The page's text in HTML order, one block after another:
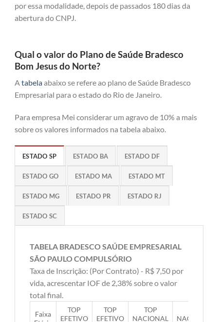
por essa modalidade, depois de passados 180 dias da
abertura do CNPJ.
Qual o valor do Plano de Saúde Bradesco
Bom Jesus do Norte?
Atabelaabaixo se refere ao plano de Saúde Bradesco
Empresarial para o estado do Rio de Janeiro.
Para empresa Mei considerar um agravo de 10% a mais
sobre os valores informados na tabela abaixo.
ESTADO SP ESTADO BA ESTADO DF
ESTADO GO ESTADO MA ESTADO MT
ESTADO MG ESTADO PR ESTADO RJ
ESTADO SC
TABELA BRADESCO SAÚDE EMPRESARIAL
SÃO PAULO COMPULSÓRIO
Taxa de Inscrição: (Por Contrato) - R$ 7,50 por
vida, acrescentar IOF de 2,38% sobre o valor
total final.
Faixa
TOP
EFETIVO
TOP
EFETIVO
TOP
NACIONAL
NACIONAL